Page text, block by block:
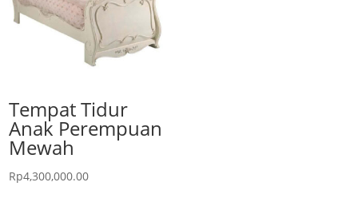
Tempat Tidur
Anak Perempuan
Mewah
Rp4,300,000.00